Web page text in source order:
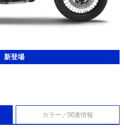
新登場
カラー／関連情報